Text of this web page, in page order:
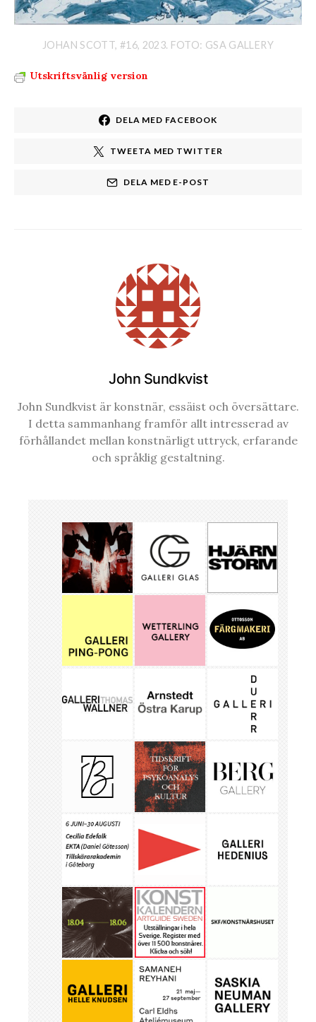
JOHAN SCOTT, #16, 2023. FOTO: GSA GALLERY
Utskriftsvänlig version
DELA MED FACEBOOK
TWEETA MED TWITTER
DELA MED E-POST
John Sundkvist
John Sundkvist är konstnär, essäist och översättare.
I detta sammanhang framför allt intresserad av
förhållandet mellan konstnärligt uttryck, erfarande
och språklig gestaltning.